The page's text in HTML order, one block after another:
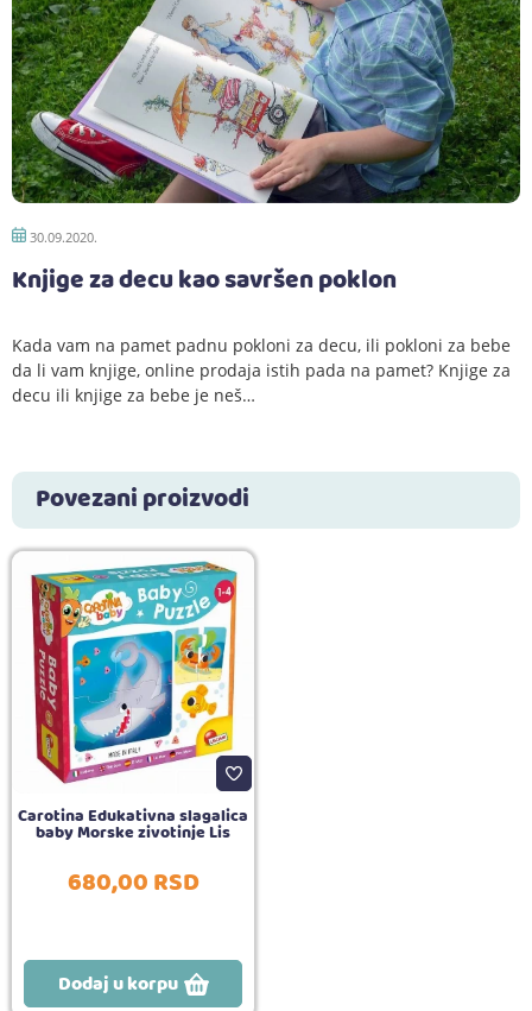
30.09.2020.
Knjige za decu kao savršen poklon
Kada vam na pamet padnu pokloni za decu, ili pokloni za bebe
da li vam knjige, online prodaja istih pada na pamet? Knjige za
decu ili knjige za bebe je neš…
Povezani proizvodi
Carotina Edukativna slagalica
baby Morske zivotinje Lis
680,00RSD
Dodaj u korpu